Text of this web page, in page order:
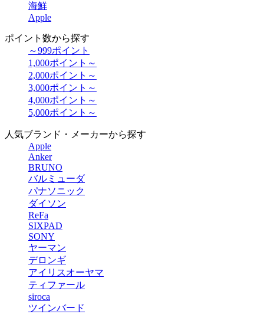
海鮮
Apple
ポイント数から探す
～999ポイント
1,000ポイント～
2,000ポイント～
3,000ポイント～
4,000ポイント～
5,000ポイント～
人気ブランド・メーカーから探す
Apple
Anker
BRUNO
バルミューダ
パナソニック
ダイソン
ReFa
SIXPAD
SONY
ヤーマン
デロンギ
アイリスオーヤマ
ティファール
siroca
ツインバード